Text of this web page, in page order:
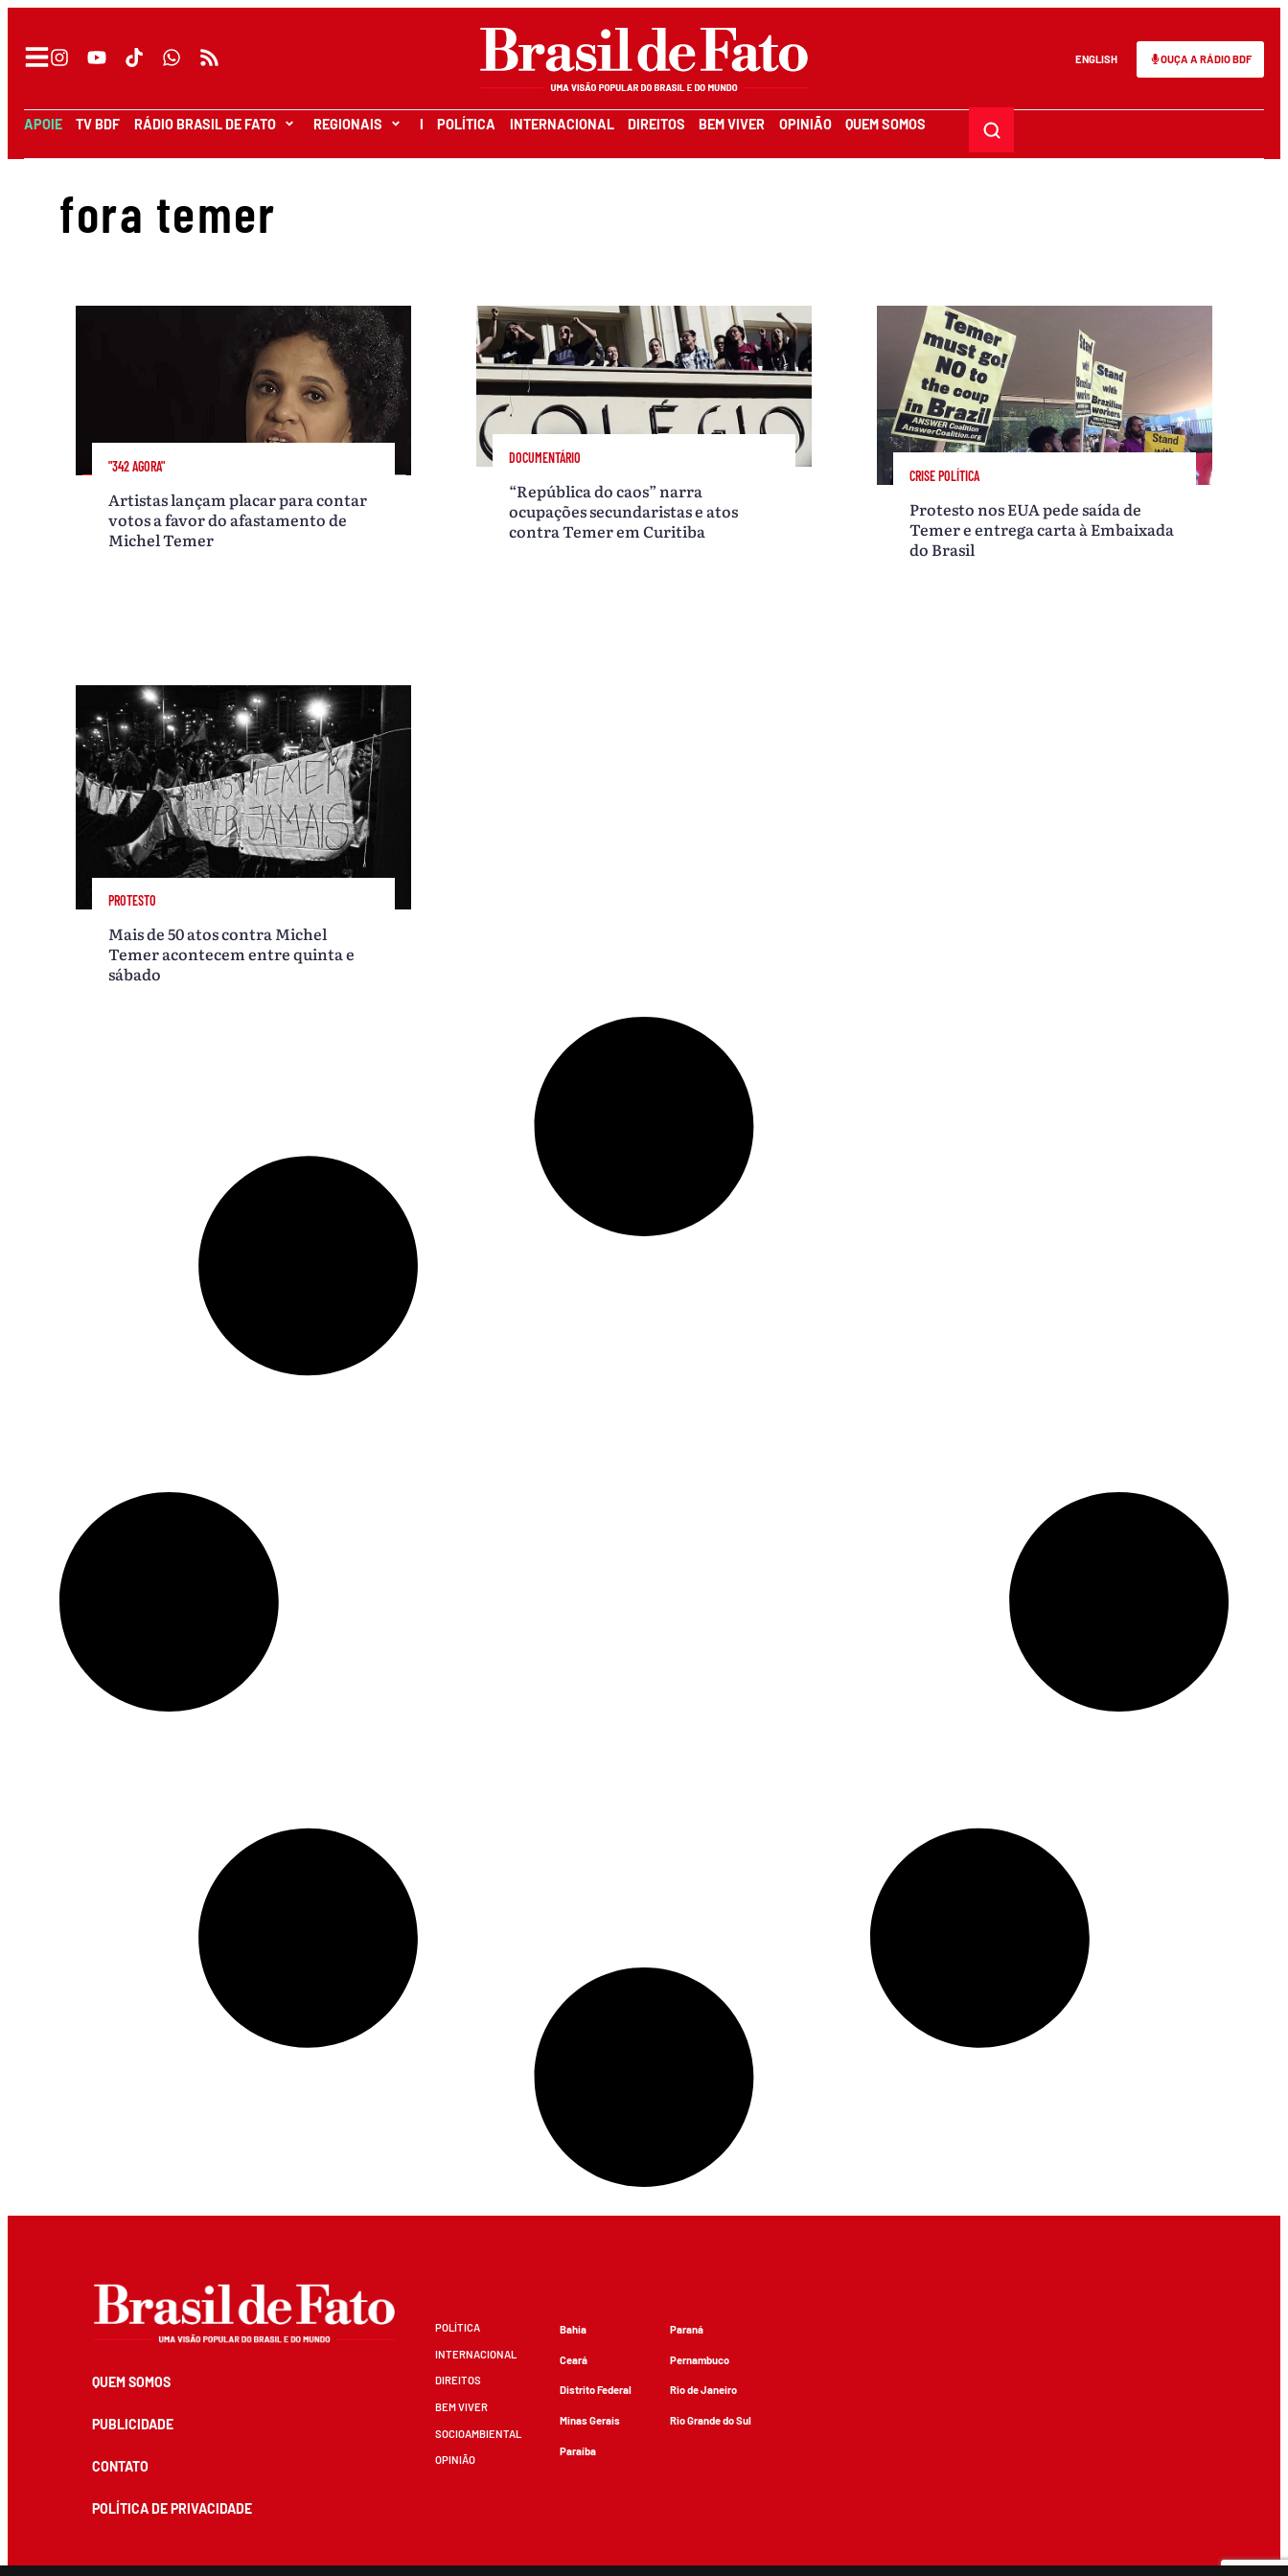
ENGLISH OUÇA A RÁDIO BDF
APOIE TV BDF RÁDIO BRASIL DE FATO REGIONAIS I POLÍTICA INTERNACIONAL DIREITOS BEM VIVER OPINIÃO QUEM SOMOS
fora temer
"342 AGORA"
Artistas lançam placar para contar
votos a favor do afastamento de
Michel Temer
DOCUMENTÁRIO
“República do caos” narra
ocupações secundaristas e atos
contra Temer em Curitiba
CRISE POLÍTICA
Protesto nos EUA pede saída de
Temer e entrega carta à Embaixada
do Brasil
PROTESTO
Mais de 50 atos contra Michel
Temer acontecem entre quinta e
sábado
QUEM SOMOS
PUBLICIDADE
CONTATO
POLÍTICA DE PRIVACIDADE
POLÍTICA
INTERNACIONAL
DIREITOS
BEM VIVER
SOCIOAMBIENTAL
OPINIÃO
Bahia
Ceará
Distrito Federal
Minas Gerais
Paraíba
Paraná
Pernambuco
Rio de Janeiro
Rio Grande do Sul